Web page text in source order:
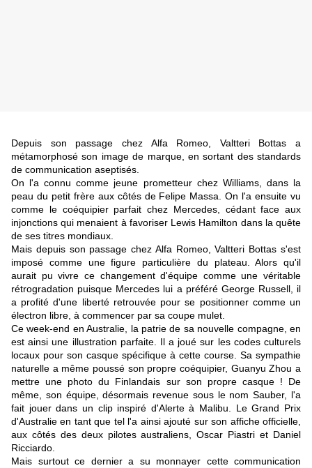
Depuis son passage chez Alfa Romeo, Valtteri Bottas a
métamorphosé son image de marque, en sortant des standards
de communication aseptisés.
On l'a connu comme jeune prometteur chez Williams, dans la
peau du petit frère aux côtés de Felipe Massa. On l'a ensuite vu
comme le coéquipier parfait chez Mercedes, cédant face aux
injonctions qui menaient à favoriser Lewis Hamilton dans la quête
de ses titres mondiaux.
Mais depuis son passage chez Alfa Romeo, Valtteri Bottas s'est
imposé comme une figure particulière du plateau. Alors qu'il
aurait pu vivre ce changement d'équipe comme une véritable
rétrogradation puisque Mercedes lui a préféré George Russell, il
a profité d'une liberté retrouvée pour se positionner comme un
électron libre, à commencer par sa coupe mulet.
Ce week-end en Australie, la patrie de sa nouvelle compagne, en
est ainsi une illustration parfaite. Il a joué sur les codes culturels
locaux pour son casque spécifique à cette course. Sa sympathie
naturelle a même poussé son propre coéquipier, Guanyu Zhou a
mettre une photo du Finlandais sur son propre casque ! De
même, son équipe, désormais revenue sous le nom Sauber, l'a
fait jouer dans un clip inspiré d'Alerte à Malibu. Le Grand Prix
d'Australie en tant que tel l'a ainsi ajouté sur son affiche officielle,
aux côtés des deux pilotes australiens, Oscar Piastri et Daniel
Ricciardo.
Mais surtout ce dernier a su monnayer cette communication